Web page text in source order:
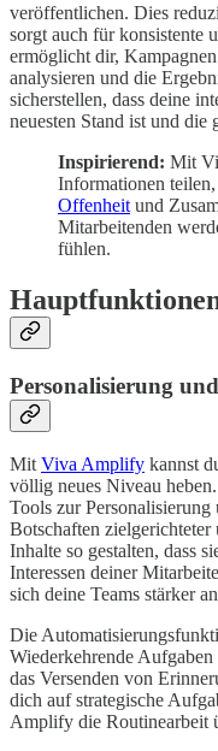
veröffentlichen. Dies
sorgt auch für konsistente
ermöglicht dir,
analysieren und die
sicherstellen, dass deine
neuesten Stand ist und die
Inspirierend: Mit
Informationen
Offenheit und
Mitarbeitenden
fühlen.
Personalisierung
Mit Viva Amplify kannst
völlig neues Niveau
Tools zur
Botschaften
Inhalte so gestalten, dass
Interessen deiner
sich deine Teams stärker
Die
Wiederkehrende
das Versenden von
dich auf strategische
Amplify die Routinearbeit